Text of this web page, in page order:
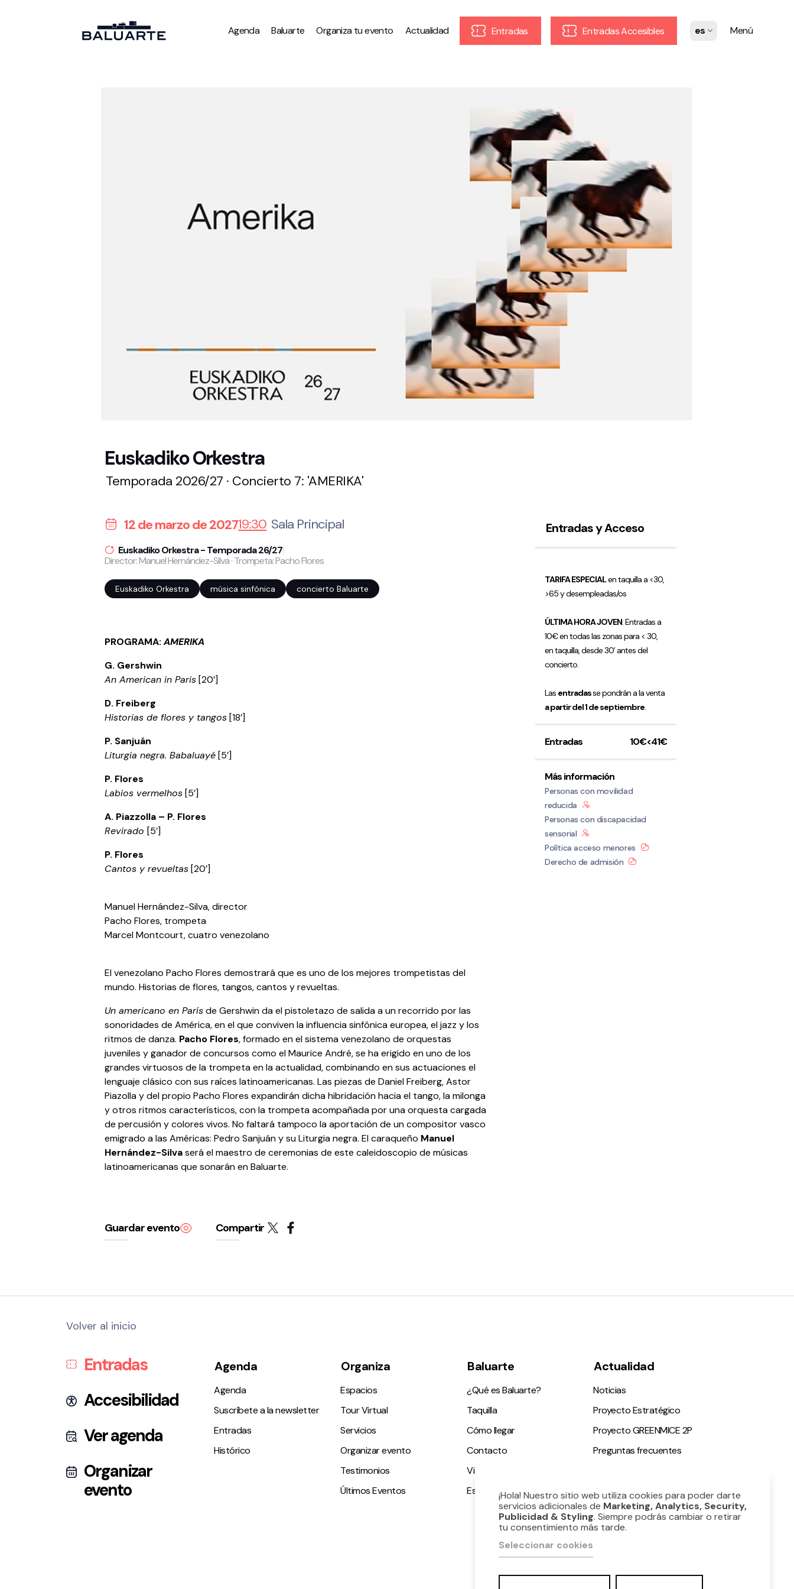
Agenda Baluarte Organiza tu evento Actualidad Entradas Entradas Accesibles es Menú
Euskadiko Orkestra
Temporada 2026/27 · Concierto 7: 'AMERIKA'
12 de marzo de 202719:30 Sala Principal
Euskadiko Orkestra - Temporada 26/27
Director: Manuel Hernández-Silva · Trompeta: Pacho Flores
Euskadiko Orkestra música sinfónica concierto Baluarte
PROGRAMA:AMERIKA
G. Gershwin
An American in Paris [20’]
D. Freiberg
Historias de flores y tangos [18’]
P. Sanjuán
Liturgia negra. Babaluayé [5’]
P. Flores
Labios vermelhos [5’]
A. Piazzolla – P. Flores
Revirado [5’]
P. Flores
Cantos y revueltas [20’]
Manuel Hernández-Silva, director
Pacho Flores, trompeta
Marcel Montcourt, cuatro venezolano
El venezolano Pacho Flores demostrará que es uno de los mejores trompetistas del
mundo. Historias de flores, tangos, cantos y revueltas.
Un americano en Parísde Gershwin da el pistoletazo de salida a un recorrido por las
sonoridades de América, en el que conviven la influencia sinfónica europea, el jazz y los
ritmos de danza. Pacho Flores, formado en el sistema venezolano de orquestas
juveniles y ganador de concursos como el Maurice André, se ha erigido en uno de los
grandes virtuosos de la trompeta en la actualidad, combinando en sus actuaciones el
lenguaje clásico con sus raíces latinoamericanas. Las piezas de Daniel Freiberg, Astor
Piazolla y del propio Pacho Flores expandirán dicha hibridación hacia el tango, la milonga
y otros ritmos característicos, con la trompeta acompañada por una orquesta cargada
de percusión y colores vivos. No faltará tampoco la aportación de un compositor vasco
emigrado a las Américas: Pedro Sanjuán y su Liturgia negra. El caraqueño Manuel
Hernández-Silvaserá el maestro de ceremonias de este caleidoscopio de músicas
latinoamericanas que sonarán en Baluarte.
Guardar evento Compartir
Entradas y Acceso
TARIFA ESPECIALen taquilla a <30,
>65 y desempleadas/os
ÚLTIMA HORA JOVEN: Entradas a
10€ en todas las zonas para < 30,
en taquilla, desde 30’ antes del
concierto.
Las entradasse pondrán a la venta
a partir del 1 de septiembre.
Entradas 10€<41€
Más información
Personas con movilidad
reducida
Personas con discapacidad
sensorial
Política acceso menores
Derecho de admisión
Volver al inicio
Entradas
Accesibilidad
Ver agenda
Organizar
evento
Agenda
Agenda
Suscríbete a la newsletter
Entradas
Histórico
Organiza
Espacios
Tour Virtual
Servicios
Organizar evento
Testimonios
Últimos Eventos
Baluarte
¿Qué es Baluarte?
Taquilla
Cómo llegar
Contacto
Visitas guiadas
Espacio accesible
Actualidad
Noticias
Proyecto Estratégico
Proyecto GREENMICE 2P
Preguntas frecuentes
¡Hola! Nuestro sitio web utiliza cookies para poder darte
servicios adicionales de Marketing, Analytics, Security,
Publicidad & Styling. Siempre podrás cambiar o retirar
tu consentimiento más tarde.
Seleccionar cookies